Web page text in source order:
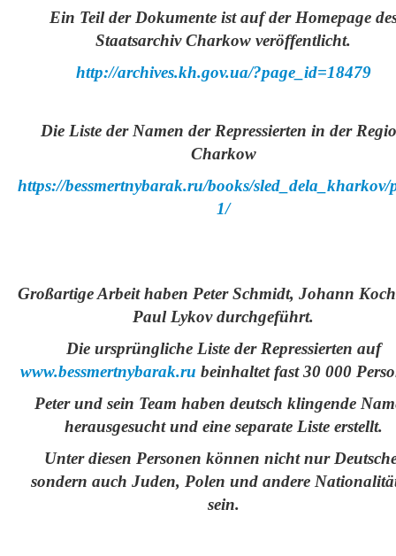
Ein Teil der Dokumente ist auf der Homepage
Staatsarchiv Charkow veröffentlicht.
http://archives.kh.gov.ua/?page_id=18479
Die Liste der Namen der Repressierten in der
Charkow
https://bessmertnybarak.ru/books/sled_dela_kharkov/
1/
Großartige Arbeit haben Peter Schmidt, Johann
Paul Lykov durchgeführt.
Die ursprüngliche Liste der Repressierten auf
www.bessmertnybarak.ru beinhaltet fast 30 000
Peter und sein Team haben deutsch klingende
herausgesucht und eine separate Liste erstellt.
Unter diesen Personen können nicht nur
sondern auch Juden, Polen und andere
sein.